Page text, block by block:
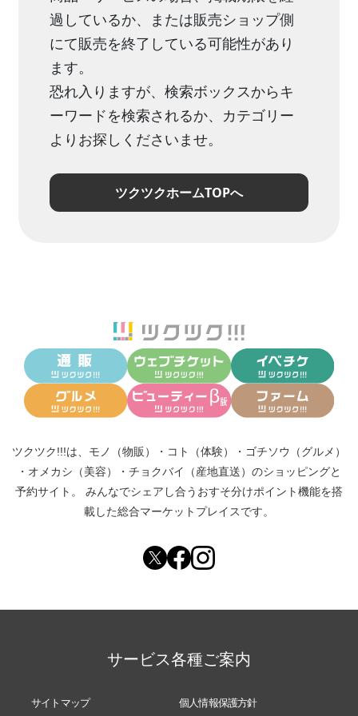
過しているか、または販売ショップ側
にて販売を終了している可能性があり
ます。
恐れ入りますが、検索ボックスからキ
ーワードを検索されるか、カテゴリー
よりお探しくださいませ。
ツクツクホームTOPへ
ツクツク!!!は、 モノ（物販） ・ コト（体験） ・ ゴチソウ（グルメ）
・ オメカシ（美容） ・ チョクバイ（産地直送） のショッピングと
予約サイト。
みんなでシェアし合う おすそ分けポイント機能を搭
載した総合マーケットプレイスです。
サービス各種ご案内
サイトマップ 個人情報保護方針